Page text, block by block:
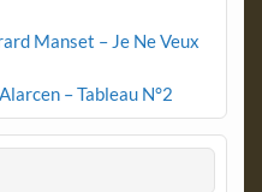
Manset – Je Ne Veux
– Tableau N°2